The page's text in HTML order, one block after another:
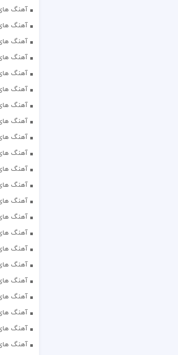
آهنگ
آهنگ
آهنگ
آهنگ
آهنگ
آهنگ
آهنگ
آهنگ
آهنگ
آهنگ
آهنگ
آهنگ
آهنگ
آهنگ
آهنگ
آهنگ
آهنگ
آهنگ
آهنگ
آهنگ
آهنگ
آهنگ